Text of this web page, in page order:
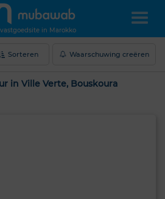
vastgoedsite in Marokko
Sorteren Waarschuwing creëren
in Ville Verte, Bouskoura